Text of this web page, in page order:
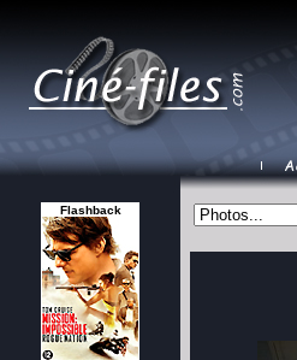
Flashback